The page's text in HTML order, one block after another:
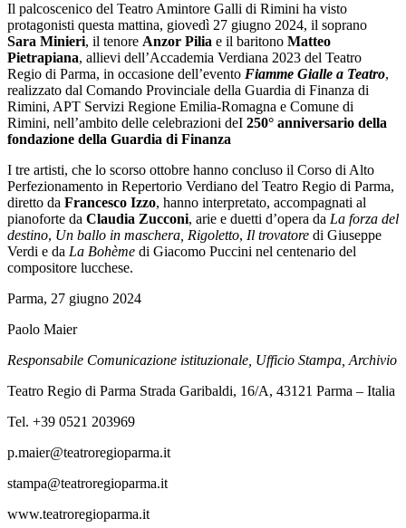
Il palcoscenico del Teatro Amintore Galli di Rimini ha visto
protagonisti questa mattina, giovedì 27 giugno 2024, il soprano
Sara Minieri, il tenore Anzor Pilia e il baritono Matteo
Pietrapiana, allievi dell’Accademia Verdiana 2023 del Teatro
Regio di Parma, in occasione dell’evento Fiamme Gialle a Teatro,
realizzato dal Comando Provinciale della Guardia di Finanza di
Rimini, APT Servizi Regione Emilia-Romagna e Comune di
Rimini, nell’ambito delle celebrazioni deI 250° anniversario della
fondazione della Guardia di Finanza
I tre artisti, che lo scorso ottobre hanno concluso il Corso di Alto
Perfezionamento in Repertorio Verdiano del Teatro Regio di Parma,
diretto da Francesco Izzo, hanno interpretato, accompagnati al
pianoforte da Claudia Zucconi, arie e duetti d’opera da La forza del
destino, Un ballo in maschera, Rigoletto, Il trovatore di Giuseppe
Verdi e da La Bohème di Giacomo Puccini nel centenario del
compositore lucchese.
Parma, 27 giugno 2024
Paolo Maier
Responsabile Comunicazione istituzionale, Ufficio Stampa, Archivio
Teatro Regio di Parma Strada Garibaldi, 16/A, 43121 Parma – Italia
Tel. +39 0521 203969
p.maier@teatroregioparma.it
stampa@teatroregioparma.it
www.teatroregioparma.it